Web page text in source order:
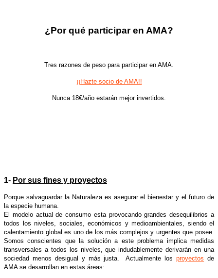
¿Por qué participar en AMA?
Tres razones de peso para participar en AMA.
¡¡Hazte socio de AMA!!
Nunca 18€/año estarán mejor invertidos.
1- Por sus fines y proyectos
Porque salvaguardar la Naturaleza es asegurar el bienestar y el futuro de
la especie humana.
El modelo actual de consumo esta provocando grandes desequilibrios a
todos los niveles, sociales, económicos y medioambientales, siendo el
calentamiento global es uno de los más complejos y urgentes que posee.
Somos conscientes que la solución a este problema implica medidas
transversales a todos los niveles, que indudablemente derivarán en una
sociedad menos desigual y más justa. Actualmente losproyectos de
AMA se desarrollan en estas áreas: